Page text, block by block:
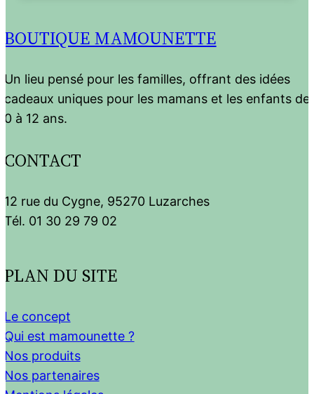
BOUTIQUE MAMOUNETTE
Un lieu pensé pour les familles, offrant des idées
cadeaux uniques pour les mamans et les enfants de
0 à 12 ans.
CONTACT
12 rue du Cygne, 95270 Luzarches
Tél. 01 30 29 79 02
PLAN DU SITE
Le concept
Qui est mamounette ?
Nos produits
Nos partenaires